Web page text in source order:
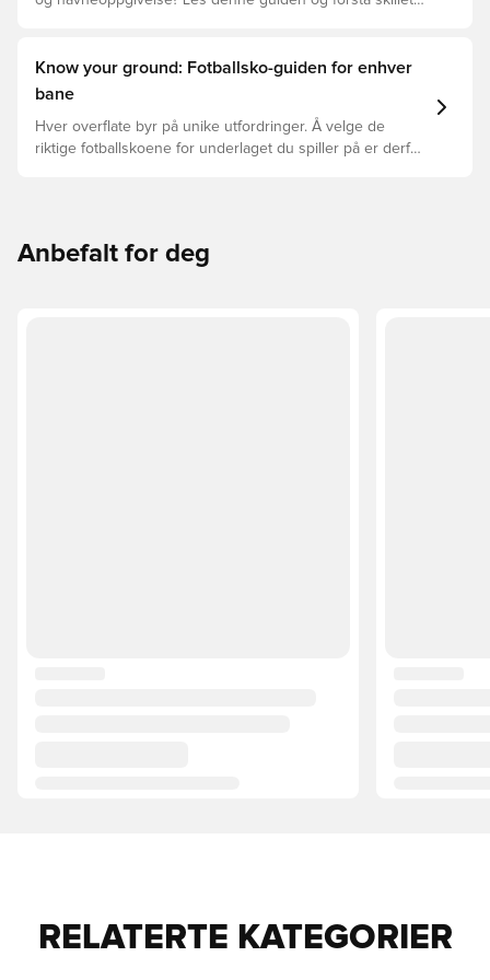
Know your ground: Fotballsko-guiden for enhver
bane
Hver overflate byr på unike utfordringer. Å velge de
riktige fotballskoene for underlaget du spiller på er derfor
Anbefalt for deg
RELATERTE KATEGORIER